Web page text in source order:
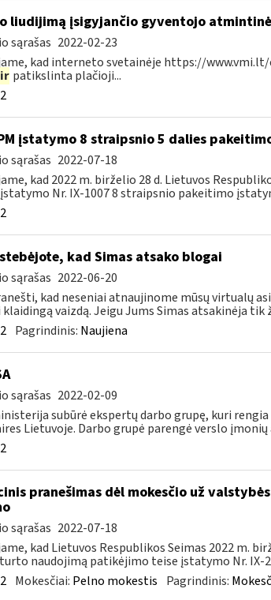
liudijimą įsigyjančio gyventojo
sąrašas 2022-02-23
kad interneto svetainėje https://
ir patikslinta plačioji...
įstatymo 8 straipsnio 5 dalies
sąrašas 2022-07-18
kad 2022 m. birželio 28 d. Lietuvos
Nr. IX-1007 8 straipsnio pakeitimo
kad Simas atsako blogai
sąrašas 2022-06-20
kad neseniai atnaujinome mūsų virtualų
vaizdą. Jeigu Jums Simas atsakinėja tik
Pagrindinis: Naujiena
sąrašas 2022-02-09
subūrė ekspertų darbo grupę, kuri
Lietuvoje. Darbo grupė parengė verslo įmonių
pranešimas dėl mokesčio už
sąrašas 2022-07-18
kad Lietuvos Respublikos Seimas 2022 m.
naudojimą patikėjimo teise įstatymo Nr. IX-
Mokesčiai: Pelno mokestis Pagrindinis: